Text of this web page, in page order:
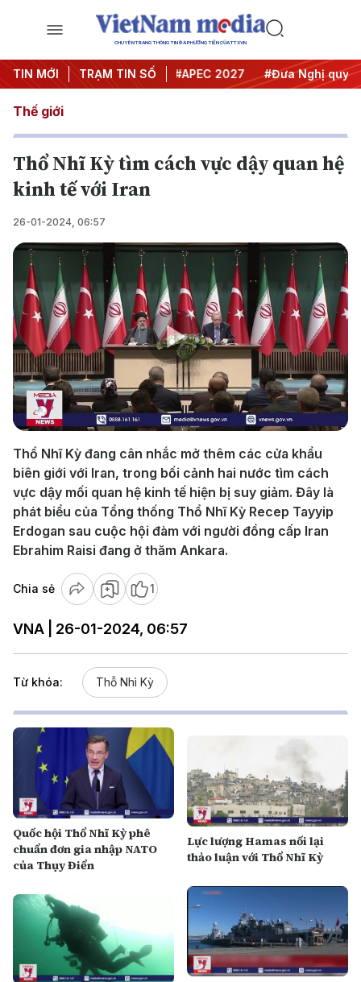
CHUYÊN TRANG THÔNG TIN ĐA PHƯƠNG TIỆN CỦA TTXVN
TIN MỚI TRẠM TIN SỐ
#Hội nghị Trung ương 3 #APEC 2027 #Đưa Nghị quyết
Thế giới
Thổ Nhĩ Kỳ tìm cách vực dậy quan hệ
kinh tế với Iran
26-01-2024, 06:57
Play
Video
Thổ Nhĩ Kỳ đang cân nhắc mở thêm các cửa khẩu
biên giới với Iran, trong bối cảnh hai nước tìm cách
vực dậy mối quan hệ kinh tế hiện bị suy giảm. Đây là
phát biểu của Tổng thống Thổ Nhĩ Kỳ Recep Tayyip
Erdogan sau cuộc hội đàm với người đồng cấp Iran
Ebrahim Raisi đang ở thăm Ankara.
Chia sẻ 1
VNA | 26-01-2024, 06:57
Từ khóa: Thỗ Nhì Kỳ
Quốc hội Thổ Nhĩ Kỳ phê
chuẩn đơn gia nhập NATO
của Thụy Điển
Lực lượng Hamas nối lại
thảo luận với Thổ Nhĩ Kỳ